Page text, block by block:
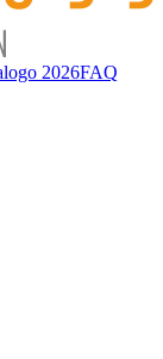
2026FAQ